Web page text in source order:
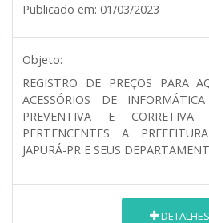
Publicado em: 01/03/2023
Objeto:
REGISTRO DE PREÇOS PARA
ACESSÓRIOS DE
PREVENTIVA E CORRETIVA
PERTENCENTES A
JAPURÁ-PR E SEUS
DETALHES